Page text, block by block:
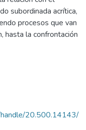
subordinada acrítica,
procesos que van
hasta la confrontación
handle/20.500.14143/